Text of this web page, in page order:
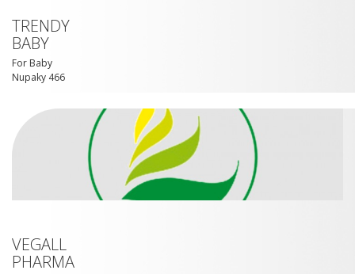
TRENDY
BABY
For Baby
Nupaky 466
VEGALL
PHARMA